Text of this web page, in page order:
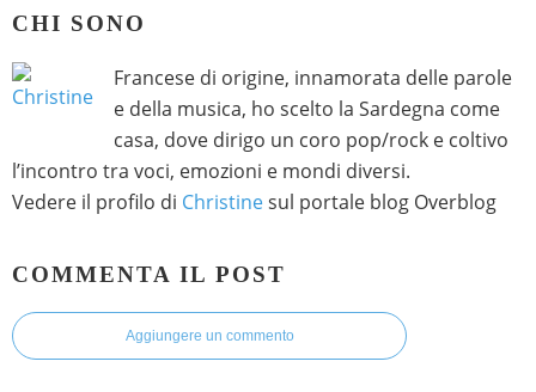
CHI SONO
Francese di origine, innamorata delle parole
e della musica, ho scelto la Sardegna come
casa, dove dirigo un coro pop/rock e coltivo
l’incontro tra voci, emozioni e mondi diversi.
Vedere il profilo di Christinesul portale blog Overblog
COMMENTA IL POST
Aggiungere un commento